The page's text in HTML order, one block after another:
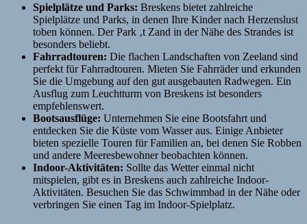
Spielplätze und Parks: Breskens bietet zahlreiche
Spielplätze und Parks, in denen Ihre Kinder nach Herzenslust
toben können. Der Park ‚t Zand in der Nähe des Strandes ist
besonders beliebt.
Fahrradtouren: Die flachen Landschaften von Zeeland sind
perfekt für Fahrradtouren. Mieten Sie Fahrräder und erkunden
Sie die Umgebung auf den gut ausgebauten Radwegen. Ein
Ausflug zum Leuchtturm von Breskens ist besonders
empfehlenswert.
Bootsausflüge: Unternehmen Sie eine Bootsfahrt und
entdecken Sie die Küste vom Wasser aus. Einige Anbieter
bieten spezielle Touren für Familien an, bei denen Sie Robben
und andere Meeresbewohner beobachten können.
Indoor-Aktivitäten: Sollte das Wetter einmal nicht
mitspielen, gibt es in Breskens auch zahlreiche Indoor-
Aktivitäten. Besuchen Sie das Schwimmbad in der Nähe oder
verbringen Sie einen Tag im Indoor-Spielplatz.